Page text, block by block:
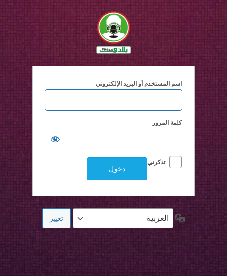
دخول
اسم المستخدم أو البريد الإلكتروني
كلمة المرور
تذكرني
اللغة